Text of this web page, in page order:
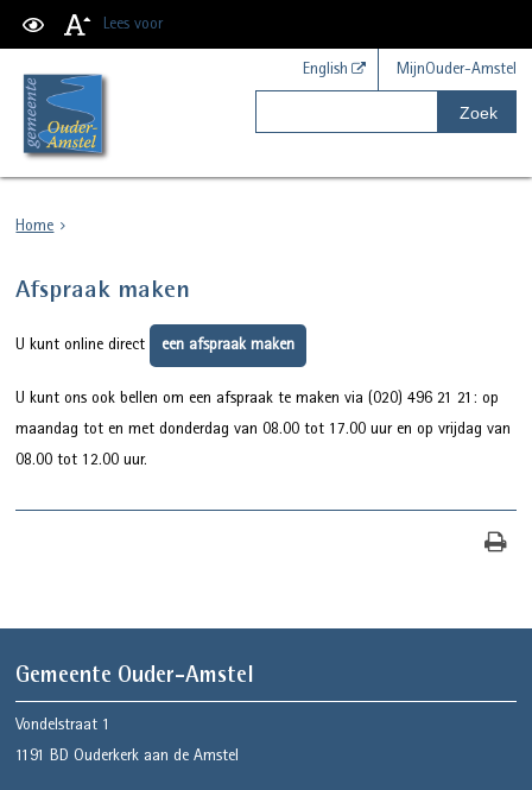
Lees voor
English MijnOuder-Amstel
Zoek
Home
Afspraak maken
U kunt online direct een afspraak maken
U kunt ons ook bellen om een afspraak te maken via (020) 496 21 21: op
maandag tot en met donderdag van 08.00 tot 17.00 uur en op vrijdag van
08.00 tot 12.00 uur.
Gemeente Ouder-Amstel
Vondelstraat 1
1191 BD Ouderkerk aan de Amstel